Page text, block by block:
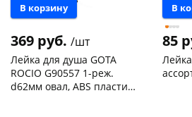
В корзину
369 руб. /шт
Лейка для душа GOTA
ROCIO G90557 1-реж.
d62мм овал, ABS пластик,
В
85